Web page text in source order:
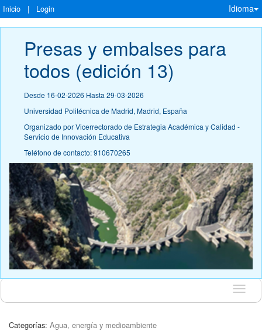
Inicio | Login Idioma
Presas y embalses para
todos (edición 13)
Desde 16-02-2026 Hasta 29-03-2026
Universidad Politécnica de Madrid, Madrid, España
Organizado por Vicerrectorado de Estrategia Académica y Calidad -
Servicio de Innovación Educativa
Teléfono de contacto: 910670265
Idioma
Categorías: Agua, energía y medioambiente